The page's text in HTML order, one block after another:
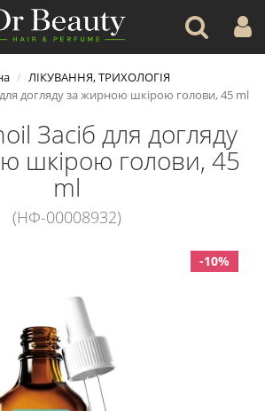
ЛІКУВАННЯ, ТРИХОЛОГІЯ
догляду за жирною шкірою голови, 45 ml
Засіб для догляду
шкірою голови, 45
ml
(НФ-00008932)
-10%